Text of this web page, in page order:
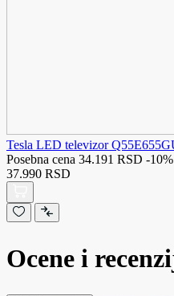
Tesla LED televizor
Posebna cena 34.191 RSD -10%
37.990 RSD
Ocene i